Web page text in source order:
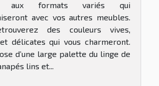
aux formats variés qui
avec vos autres meubles.
des couleurs vives,
délicates qui vous charmeront.
d’une large palette du linge de
lins et...